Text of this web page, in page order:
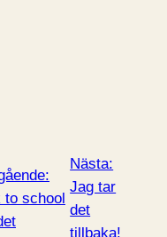
to school
Nästa:
Jag tar
det
tillbaka!